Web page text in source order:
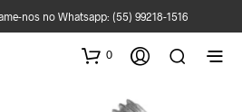
nos no Whatsapp: (55) 99218-1516
0